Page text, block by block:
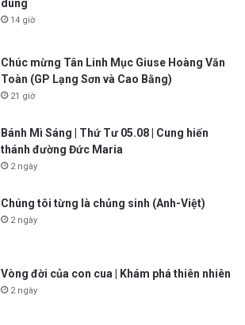
dung
14 giờ
Chúc mừng Tân Linh Mục Giuse Hoàng Văn
Toàn (GP Lạng Sơn và Cao Bằng)
21 giờ
Bánh Mì Sáng | Thứ Tư 05.08 | Cung hiến
thánh đường Đức Maria
2 ngày
Chúng tôi từng là chủng sinh (Anh-Việt)
2 ngày
Vòng đời của con cua | Khám phá thiên nhiên
2 ngày